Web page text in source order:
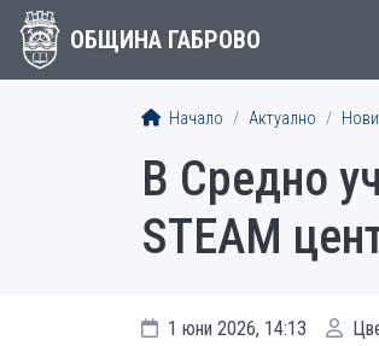
ОБЩИНА ГАБРОВО
Начало Актуално
В Средно
STEAM
1 юни 2026, 14:13